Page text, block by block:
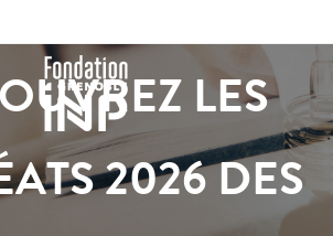
LES
2026 DES